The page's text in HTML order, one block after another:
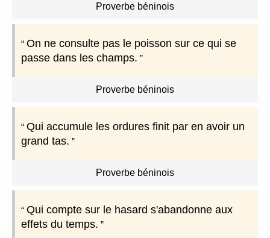
Proverbe béninois
On ne consulte pas le poisson sur ce qui se
passe dans les champs.
Proverbe béninois
Qui accumule les ordures finit par en avoir un
grand tas.
Proverbe béninois
Qui compte sur le hasard s'abandonne aux
effets du temps.